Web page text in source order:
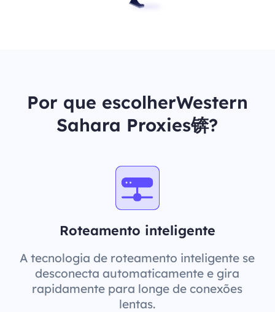
Por que escolherWestern
Sahara Proxies锛?
Roteamento inteligente
A tecnologia de roteamento inteligente se
desconecta automaticamente e gira
rapidamente para longe de conexões
lentas.